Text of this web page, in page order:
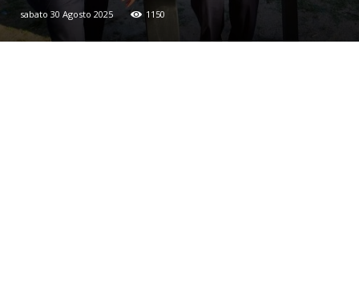
sabato 30 Agosto 2025 1150